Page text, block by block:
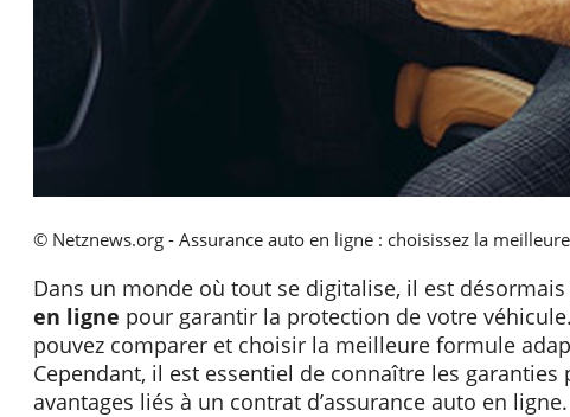
© Netznews.org - Assurance auto en ligne : choisissez la
Dans un monde où tout se digitalise, il est
en ligne pour garantir la protection de votre
pouvez comparer et choisir la meilleure formule
Cependant, il est essentiel de connaître les
avantages liés à un contrat d’assurance auto en ligne.